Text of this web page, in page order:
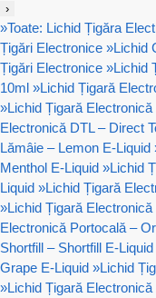
›
»Toate: Lichid Țigăra
Țigări Electronice »Lichid
Țigări Electronice »Lichid
10ml »Lichid Țigară
»Lichid Țigară
Electronică DTL – Direct
Lămâie – Lemon E-Liquid
Menthol E-Liquid »Lichid
Liquid »Lichid Țigară
»Lichid Țigară
Electronică Portocală –
Shortfill – Shortfill E-Liquid
Grape E-Liquid »Lichid
»Lichid Țigară